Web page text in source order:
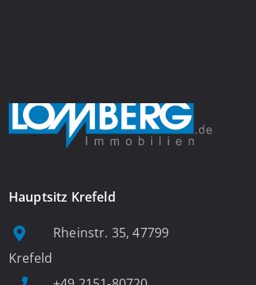
Hauptsitz Krefeld
Rheinstr. 35, 47799
Krefeld